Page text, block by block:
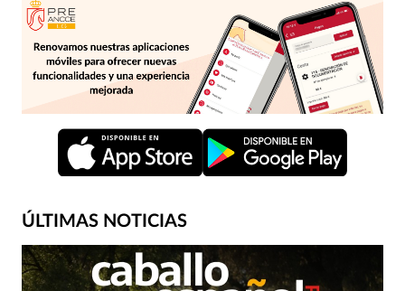
ÚLTIMAS NOTICIAS